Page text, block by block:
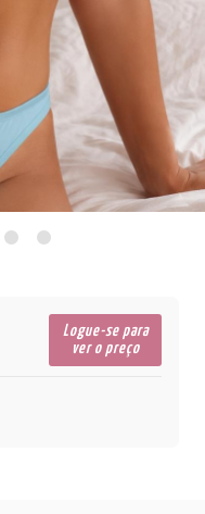
Logue-se para
ver o preço